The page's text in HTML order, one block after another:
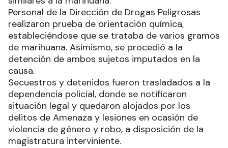
Personal de la Dirección de Drogas Peligrosas
realizaron prueba de orientación química,
estableciéndose que se trataba de varios gramos
de marihuana. Asimismo, se procedió a la
detención de ambos sujetos imputados en la
causa.
Secuestros y detenidos fueron trasladados a la
dependencia policial, donde se notificaron
situación legal y quedaron alojados por los
delitos de Amenaza y lesiones en ocasión de
violencia de género y robo, a disposición de la
magistratura interviniente.